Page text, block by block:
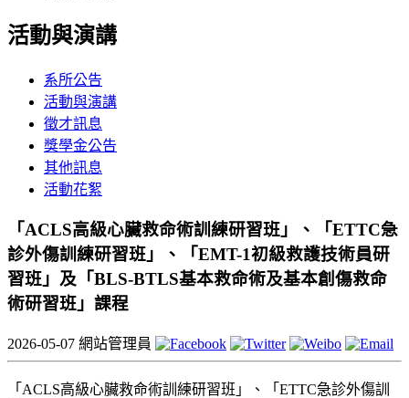
活動與演講
系所公告
活動與演講
徵才訊息
獎學金公告
其他訊息
活動花絮
「ACLS高級心臟救命術訓練研習班」、「ETTC急
診外傷訓練研習班」、「EMT-1初級救護技術員研
習班」及「BLS-BTLS基本救命術及基本創傷救命
術研習班」課程
2026-05-07 網站管理員
「ACLS高級心臟救命術訓練研習班」、「ETTC急診外傷訓